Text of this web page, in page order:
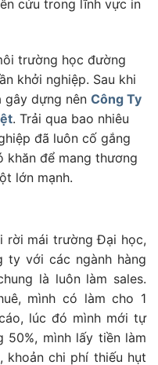
cứu trong lĩnh vực in
trường học đường
khởi nghiệp. Sau khi
gây dựng nên Công Ty
. Trải qua bao nhiêu
đã luôn cố gắng
khăn để mang thương
lớn mạnh.
rời mái trường Đại học,
ty với các ngành hàng
là luôn làm sales.
mình có làm cho 1
lúc đó mình mới tự
50%, mình lấy tiền làm
khoản chi phí thiếu hụt